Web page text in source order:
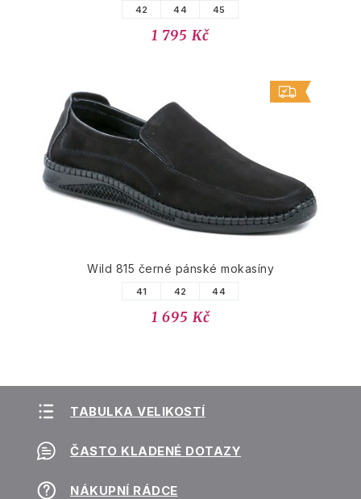
42 44 45
1 795 Kč
Wild 815 černé pánské mokasíny
41 42 44
1 695 Kč
TABULKA VELIKOSTÍ
ČASTO KLADENÉ DOTAZY
NÁKUPNÍ RÁDCE